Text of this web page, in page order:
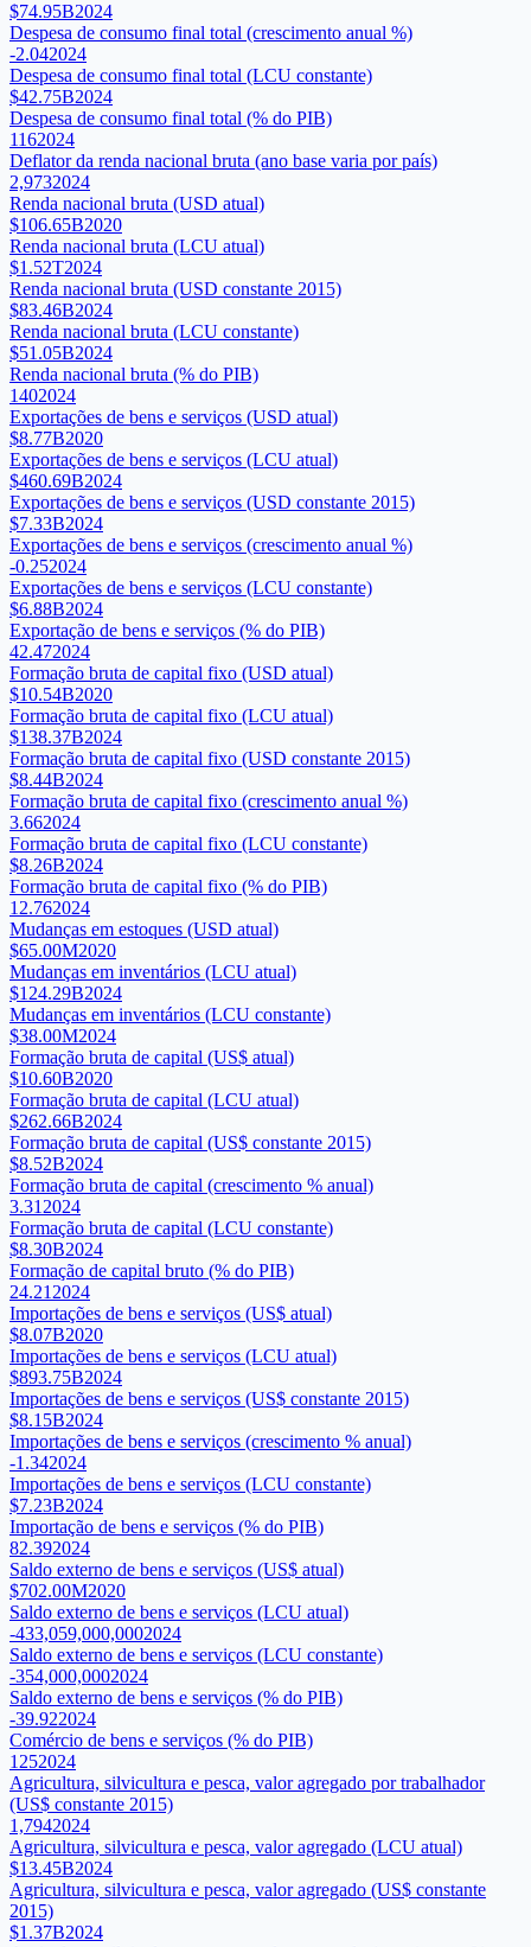
$74.95B2024
Despesa de consumo final total (crescimento anual %)
-2.042024
Despesa de consumo final total (LCU constante)
$42.75B2024
Despesa de consumo final total (% do PIB)
1162024
Deflator da renda nacional bruta (ano base varia por país)
2,9732024
Renda nacional bruta (USD atual)
$106.65B2020
Renda nacional bruta (LCU atual)
$1.52T2024
Renda nacional bruta (USD constante 2015)
$83.46B2024
Renda nacional bruta (LCU constante)
$51.05B2024
Renda nacional bruta (% do PIB)
1402024
Exportações de bens e serviços (USD atual)
$8.77B2020
Exportações de bens e serviços (LCU atual)
$460.69B2024
Exportações de bens e serviços (USD constante 2015)
$7.33B2024
Exportações de bens e serviços (crescimento anual %)
-0.252024
Exportações de bens e serviços (LCU constante)
$6.88B2024
Exportação de bens e serviços (% do PIB)
42.472024
Formação bruta de capital fixo (USD atual)
$10.54B2020
Formação bruta de capital fixo (LCU atual)
$138.37B2024
Formação bruta de capital fixo (USD constante 2015)
$8.44B2024
Formação bruta de capital fixo (crescimento anual %)
3.662024
Formação bruta de capital fixo (LCU constante)
$8.26B2024
Formação bruta de capital fixo (% do PIB)
12.762024
Mudanças em estoques (USD atual)
$65.00M2020
Mudanças em inventários (LCU atual)
$124.29B2024
Mudanças em inventários (LCU constante)
$38.00M2024
Formação bruta de capital (US$ atual)
$10.60B2020
Formação bruta de capital (LCU atual)
$262.66B2024
Formação bruta de capital (US$ constante 2015)
$8.52B2024
Formação bruta de capital (crescimento % anual)
3.31 2024
Formação bruta de capital (LCU constante)
$8.30B2024
Formação de capital bruto (% do PIB)
24.21 2024
Importações de bens e serviços (US$ atual)
$8.07B2020
Importações de bens e serviços (LCU atual)
$893.75B2024
Importações de bens e serviços (US$ constante 2015)
$8.15B2024
Importações de bens e serviços (crescimento % anual)
-1.342024
Importações de bens e serviços (LCU constante)
$7.23B2024
Importação de bens e serviços (% do PIB)
82.392024
Saldo externo de bens e serviços (US$ atual)
$702.00M2020
Saldo externo de bens e serviços (LCU atual)
-433,059,000,0002024
Saldo externo de bens e serviços (LCU constante)
-354,000,0002024
Saldo externo de bens e serviços (% do PIB)
-39.922024
Comércio de bens e serviços (% do PIB)
1252024
Agricultura, silvicultura e pesca, valor agregado por trabalhador
(US$ constante 2015)
1,7942024
Agricultura, silvicultura e pesca, valor agregado (LCU atual)
$13.45B2024
Agricultura, silvicultura e pesca, valor agregado (US$ constante
2015)
$1.37B2024